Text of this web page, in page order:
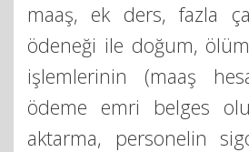
maaş, ek ders, fazla
ödeneği ile doğum,
işlemlerinin (maaş
ödeme emri belges
aktarma, personelin